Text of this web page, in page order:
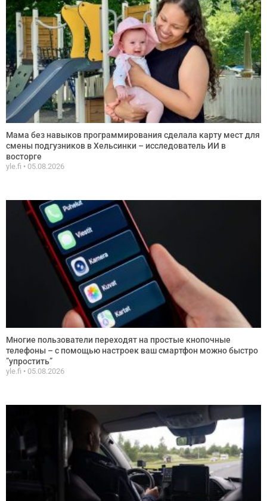
Мама без навыков программирования сделала карту мест для
смены подгузников в Хельсинки – исследователь ИИ в
восторге
yle.fi 05.08.2026
Многие пользователи переходят на простые кнопочные
телефоны – с помощью настроек ваш смартфон можно быстро
”упростить”
yle.fi 05.08.2026